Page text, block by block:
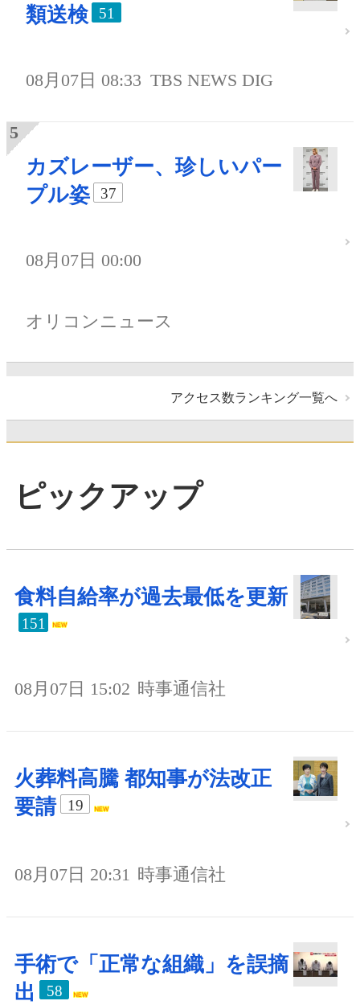
類送検
51
08月07日 08:33 TBS NEWS DIG
カズレーザー、珍しいパー
プル姿
37
08月07日 00:00
オリコンニュース
アクセス数ランキング一覧へ
ピックアップ
食料自給率が過去最低を更新
151
08月07日 15:02 時事通信社
火葬料高騰 都知事が法改正
要請
19
08月07日 20:31 時事通信社
手術で「正常な組織」を誤摘
出
58